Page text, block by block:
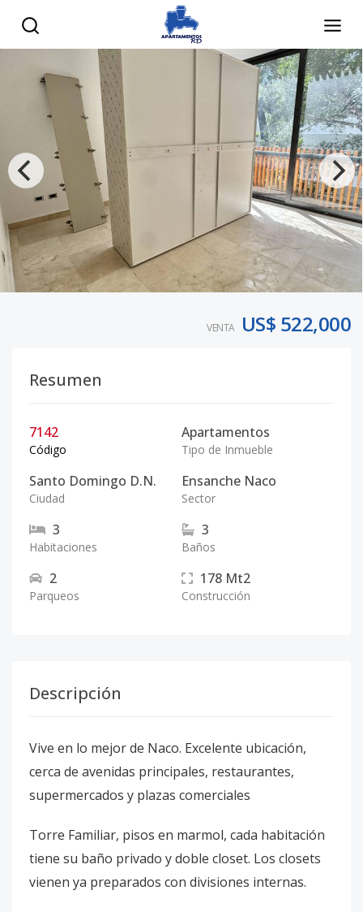
VENTA US$ 522,000
Resumen
7142
Código
Apartamentos
Tipo de Inmueble
Santo Domingo D.N.
Ciudad
Ensanche Naco
Sector
3
Habitaciones
3
Baños
2
Parqueos
178 Mt2
Construcción
Descripción
Vive en lo mejor de Naco. Excelente ubicación,
cerca de avenidas principales, restaurantes,
supermercados y plazas comerciales
Torre Familiar, pisos en marmol, cada habitación
tiene su baño privado y doble closet. Los closets
vienen ya preparados con divisiones internas.